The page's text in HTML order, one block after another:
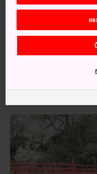
ศาลเจ้าอิมิซุที่มีซุ้ม
พิพิธภัณฑ์ศิลปะทา
สรรมาจากสถานที่ต่าง
เทศกาลดอกซะคุร
ย